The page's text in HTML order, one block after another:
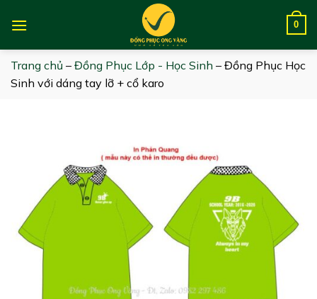
0
Trang chủ – Đồng Phục Lớp - Học Sinh – Đồng Phục Học
Sinh với dáng tay lỡ + cổ karo